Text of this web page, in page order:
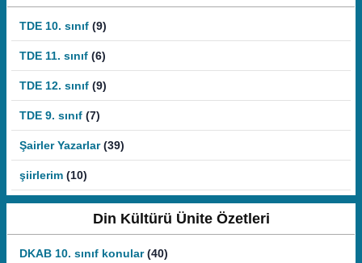
TDE 10. sınıf (9)
TDE 11. sınıf (6)
TDE 12. sınıf (9)
TDE 9. sınıf (7)
Şairler Yazarlar (39)
şiirlerim (10)
Din Kültürü Ünite Özetleri
DKAB 10. sınıf konular (40)